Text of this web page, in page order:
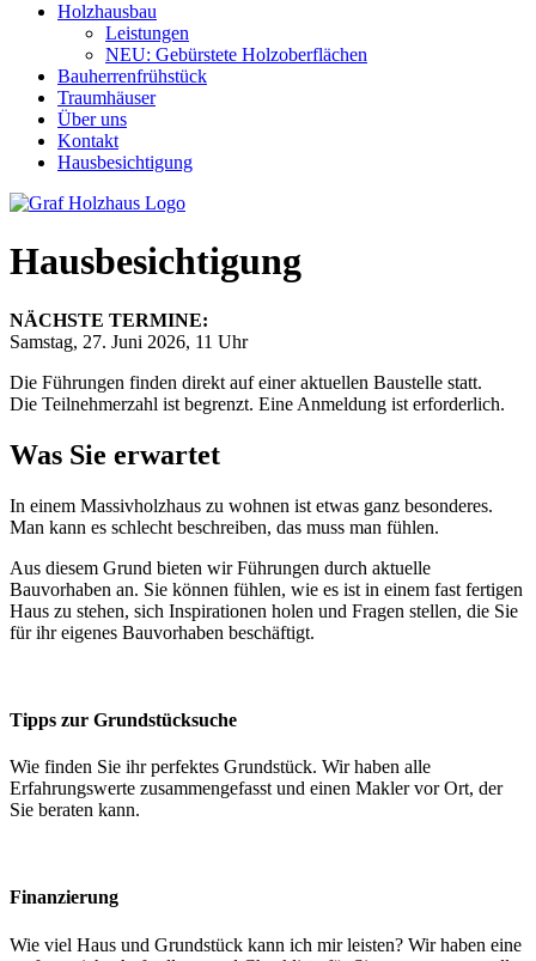
Holzhausbau
Leistungen
NEU: Gebürstete Holzoberflächen
Bauherrenfrühstück
Traumhäuser
Über uns
Kontakt
Hausbesichtigung
Hausbesichtigung
NÄCHSTE TERMINE:
Samstag, 27. Juni 2026, 11 Uhr
Die Führungen finden direkt auf einer aktuellen Baustelle statt.
Die Teilnehmerzahl ist begrenzt. Eine Anmeldung ist erforderlich.
Was Sie erwartet
In einem Massivholzhaus zu wohnen ist etwas ganz besonderes.
Man kann es schlecht beschreiben, das muss man fühlen.
Aus diesem Grund bieten wir Führungen durch aktuelle
Bauvorhaben an. Sie können fühlen, wie es ist in einem fast fertigen
Haus zu stehen, sich Inspirationen holen und Fragen stellen, die Sie
für ihr eigenes Bauvorhaben beschäftigt.
Tipps zur Grundstücksuche
Wie finden Sie ihr perfektes Grundstück. Wir haben alle
Erfahrungswerte zusammengefasst und einen Makler vor Ort, der
Sie beraten kann.
Finanzierung
Wie viel Haus und Grundstück kann ich mir leisten? Wir haben eine